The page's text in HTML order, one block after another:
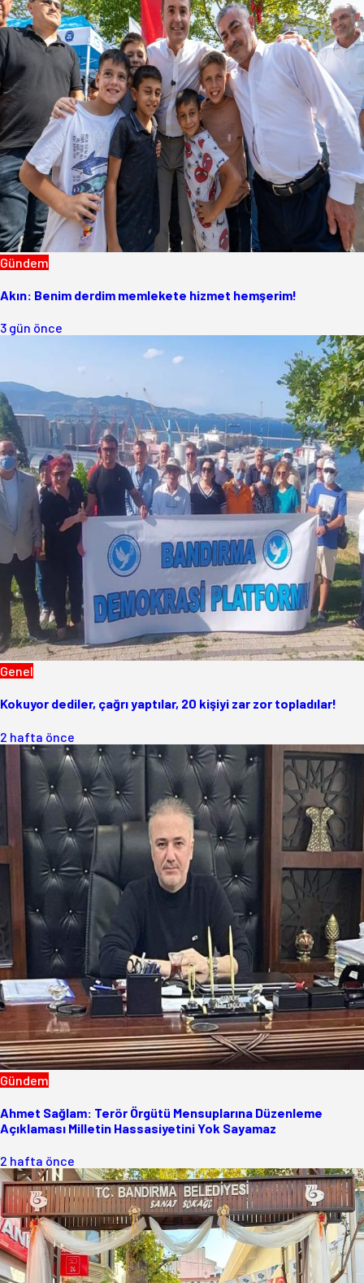
Gündem
Akın: Benim derdim memlekete hizmet hemşerim!
3 gün önce
Genel
Kokuyor dediler, çağrı yaptılar, 20 kişiyi zar zor topladılar!
2 hafta önce
Gündem
Ahmet Sağlam: Terör Örgütü Mensuplarına Düzenleme
Açıklaması Milletin Hassasiyetini Yok Sayamaz
2 hafta önce